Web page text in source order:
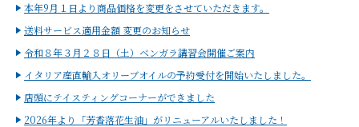
本年9月１日より商品価格を変更をさせていただきます。
送料サービス適用金額 変更のお知らせ
令和８年３月２８日（土）ベンガラ講習会開催ご案内
イタリア産直輸入オリーブオイルの予約受付を開始いたしました。
店頭にテイスティングコーナーができました
2026年より「芳香落花生油」がリニューアルいたしました！